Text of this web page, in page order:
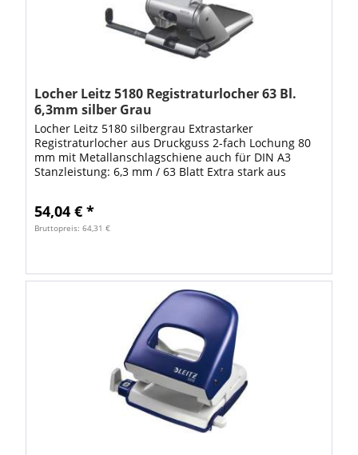
Locher Leitz 5180 Registraturlocher 63 Bl.
6,3mm silber Grau
Locher Leitz 5180 silbergrau Extrastarker
Registraturlocher aus Druckguss 2-fach Lochung 80
mm mit Metallanschlagschiene auch für DIN A3
Stanzleistung: 6,3 mm / 63 Blatt Extra stark aus
54,04 € *
Bruttopreis: 64,31 €